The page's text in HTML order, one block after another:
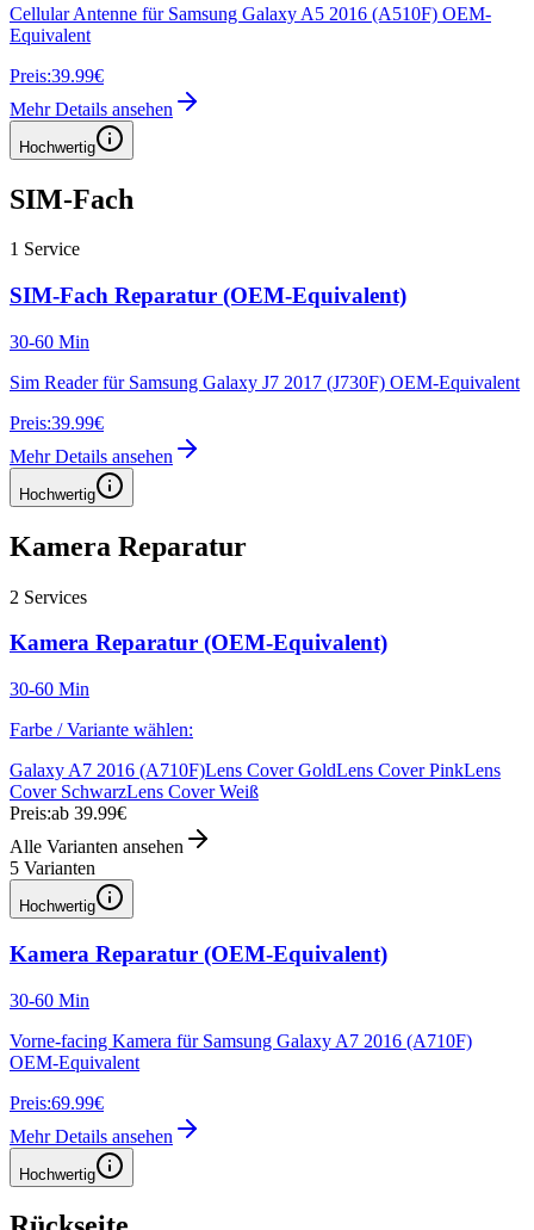
Cellular Antenne für Samsung Galaxy A5 2016 (A510F) OEM-
Equivalent
Preis:39.99€
Mehr Details ansehen
Hochwertig
SIM-Fach
1 Service
SIM-Fach Reparatur (OEM-Equivalent)
30-60 Min
Sim Reader für Samsung Galaxy J7 2017 (J730F) OEM-Equivalent
Preis:39.99€
Mehr Details ansehen
Hochwertig
Kamera Reparatur
2 Services
Kamera Reparatur (OEM-Equivalent)
30-60 Min
Farbe / Variante wählen:
Galaxy A7 2016 (A710F)Lens Cover GoldLens Cover PinkLens
Cover SchwarzLens Cover Weiß
Preis:ab 39.99€
Alle Varianten ansehen
5 Varianten
Hochwertig
Kamera Reparatur (OEM-Equivalent)
30-60 Min
Vorne-facing Kamera für Samsung Galaxy A7 2016 (A710F)
OEM-Equivalent
Preis:69.99€
Mehr Details ansehen
Hochwertig